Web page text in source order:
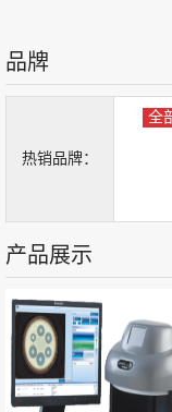
品牌
热销品牌：
全
产品展示